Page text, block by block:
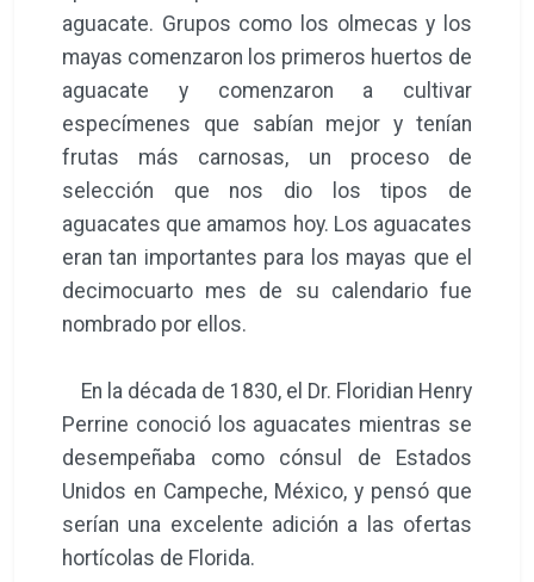
aguacate. Grupos como los olmecas y los
mayas comenzaron los primeros huertos de
aguacate y comenzaron a cultivar
especímenes que sabían mejor y tenían
frutas más carnosas, un proceso de
selección que nos dio los tipos de
aguacates que amamos hoy. Los aguacates
eran tan importantes para los mayas que el
decimocuarto mes de su calendario fue
nombrado por ellos.
En la década de 1830, el Dr. Floridian Henry
Perrine conoció los aguacates mientras se
desempeñaba como cónsul de Estados
Unidos en Campeche, México, y pensó que
serían una excelente adición a las ofertas
hortícolas de Florida.